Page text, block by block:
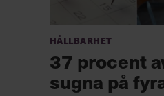
Hållbarhet
37 procent
sugna på